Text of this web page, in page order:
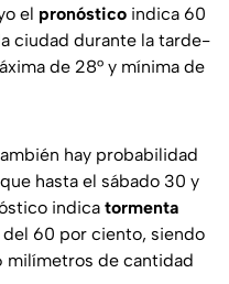
el pronóstico indica 60
ciudad durante la tarde-
de 28° y mínima de
hay probabilidad
hasta el sábado 30 y
indica tormenta
60 por ciento, siendo
milímetros de cantidad